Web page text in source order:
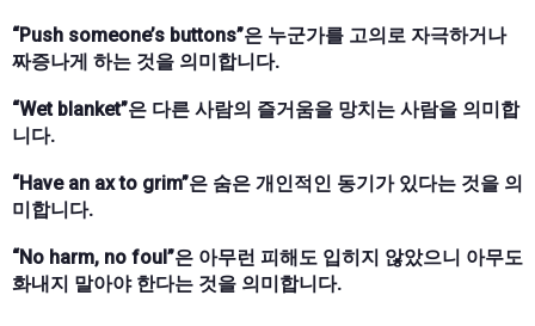
“Push someone’s buttons”은 누군가를 고의로 자극하거나
짜증나게 하는 것을 의미합니다.
“Wet blanket”은 다른 사람의 즐거움을 망치는 사람을 의미합
니다.
“Have an ax to grim”은 숨은 개인적인 동기가 있다는 것을 의
미합니다.
“No harm, no foul”은 아무런 피해도 입히지 않았으니 아무도
화내지 말아야 한다는 것을 의미합니다.